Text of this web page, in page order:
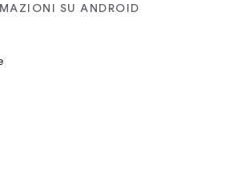
SU ANDROID